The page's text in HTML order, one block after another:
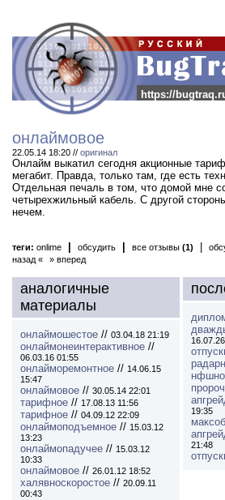
https://
онлаймовое
22.05.14 18:20 // оригинал
Онлайм выкатил сегодня акционные
мегабит. Правда, только там, где есть
Отдельная печаль в том, что домой мне
четырехжильный кабель. С другой
нечем.
теги: onlime обсудить все отзывы (1)
назад «
» вперед
аналогичные
материалы
онлаймошестое // 03.04.18 21:19
онлаймонеинтерактивное //
06.03.16 01:55
онлайморемонтное // 14.06.15
15:47
онлаймовое // 30.05.14 22:01
тарифное // 17.08.13 11:56
тарифное // 04.09.12 22:09
онлаймоподъемное // 15.03.12
13:23
онлаймопадучее // 15.03.12
10:33
онлаймовое // 26.01.12 18:52
халявноскоростое // 20.09.11
00:43
19:35
21:48